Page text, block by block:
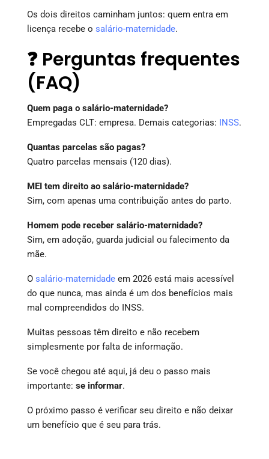
Os dois direitos caminham juntos: quem entra em
licença recebe o salário-maternidade.
❓ Perguntas frequentes
(FAQ)
Quem paga o salário-maternidade?
Empregadas CLT: empresa. Demais categorias: INSS.
Quantas parcelas são pagas?
Quatro parcelas mensais (120 dias).
MEI tem direito ao salário-maternidade?
Sim, com apenas uma contribuição antes do parto.
Homem pode receber salário-maternidade?
Sim, em adoção, guarda judicial ou falecimento da
mãe.
O salário-maternidade em 2026 está mais acessível
do que nunca, mas ainda é um dos benefícios mais
mal compreendidos do INSS.
Muitas pessoas têm direito e não recebem
simplesmente por falta de informação.
Se você chegou até aqui, já deu o passo mais
importante: se informar.
O próximo passo é verificar seu direito e não deixar
um benefício que é seu para trás.